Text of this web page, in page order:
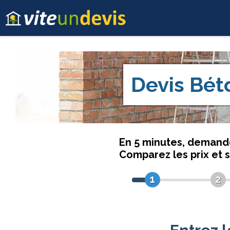
Devis
En 5 minutes,
Comparez les prix et
1
2